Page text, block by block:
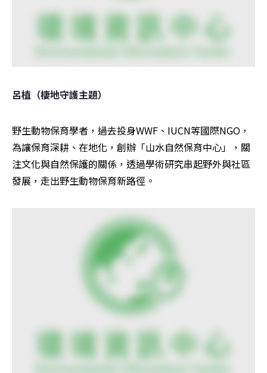
呂植（棲地守護主題）
野生動物保育學者，過去投身WWF、IUCN等國際NGO，
為讓保育深耕、在地化，創辦「山水自然保育中心」，關
注文化與自然保護的關係，透過學術研究串起野外與社區
發展，走出野生動物保育新路徑。